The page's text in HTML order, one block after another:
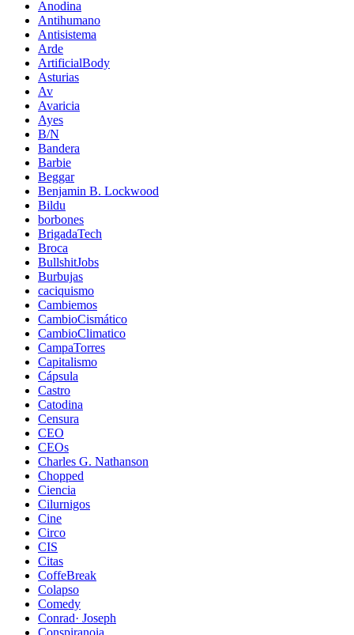
Anodina
Antihumano
Antisistema
Arde
ArtificialBody
Asturias
Av
Avaricia
Ayes
B/N
Bandera
Barbie
Beggar
Benjamin B. Lockwood
Bildu
borbones
BrigadaTech
Broca
BullshitJobs
Burbujas
caciquismo
Cambiemos
CambioCismático
CambioClimatico
CampaTorres
Capitalismo
Cápsula
Castro
Catodina
Censura
CEO
CEOs
Charles G. Nathanson
Chopped
Ciencia
Cilurnigos
Cine
Circo
CIS
Citas
CoffeBreak
Colapso
Comedy
Conrad· Joseph